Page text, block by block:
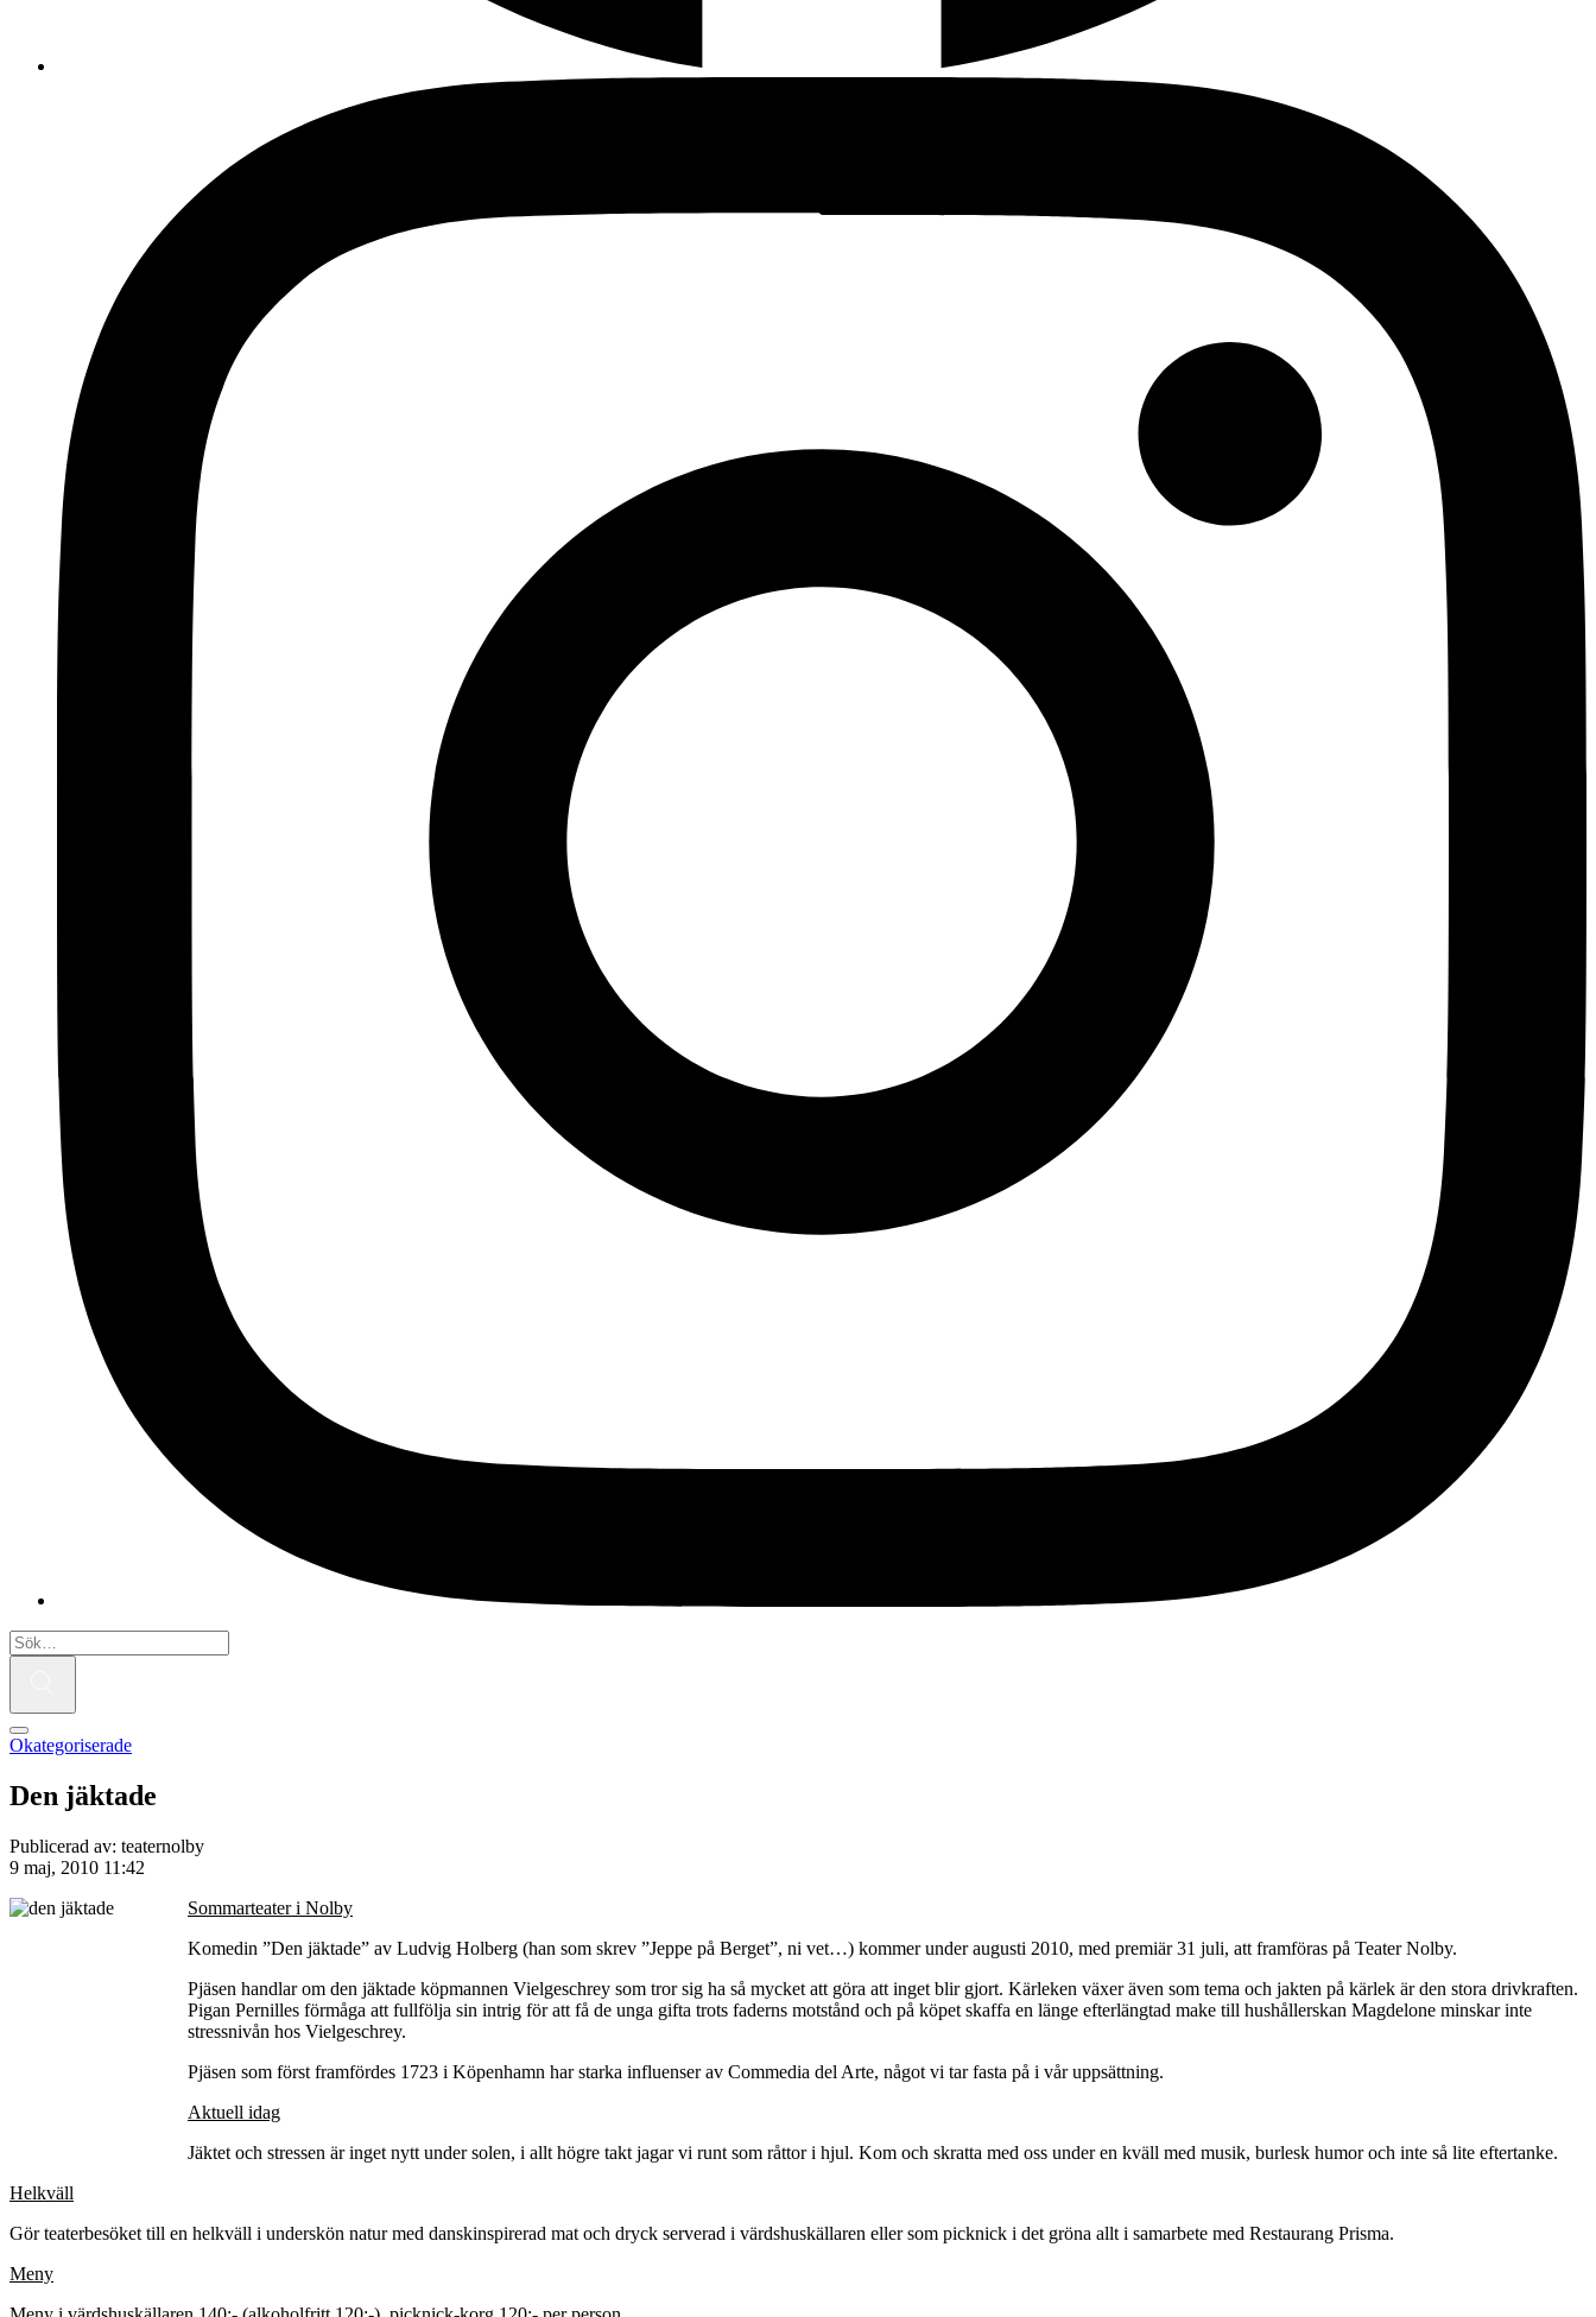
Okategoriserade
Den jäktade
Publicerad av: teaternolby
9 maj, 2010 11:42
Sommarteater i Nolby
Komedin ”Den jäktade” av Ludvig Holberg (han som skrev ”Jeppe på Berget”, ni vet…) kommer under augusti 2010, med premiär 31 juli, att framföras på Teater Nolby.
Pjäsen handlar om den jäktade köpmannen Vielgeschrey som tror sig ha så mycket att göra att inget blir gjort. Kärleken växer även som tema och jakten på kärlek är den stora drivkraften.
Pigan Pernilles förmåga att fullfölja sin intrig för att få de unga gifta trots faderns motstånd och på köpet skaffa en länge efterlängtad make till hushållerskan Magdelone minskar inte
stressnivån hos Vielgeschrey.
Pjäsen som först framfördes 1723 i Köpenhamn har starka influenser av Commedia del Arte, något vi tar fasta på i vår uppsättning.
Aktuell idag
Jäktet och stressen är inget nytt under solen, i allt högre takt jagar vi runt som råttor i hjul. Kom och skratta med oss under en kväll med musik, burlesk humor och inte så lite eftertanke.
Helkväll
Gör teaterbesöket till en helkväll i underskön natur med danskinspirerad mat och dryck serverad i värdshuskällaren eller som picknick i det gröna allt i samarbete med Restaurang Prisma.
Meny